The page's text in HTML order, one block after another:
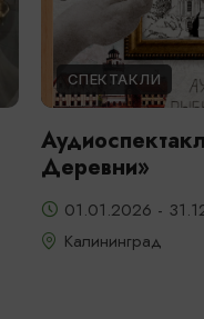
СПЕКТАКЛИ
Деревни»
01.01.2026 -
Калининград